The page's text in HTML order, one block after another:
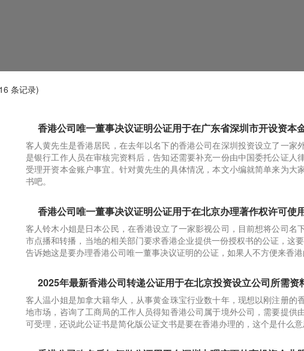
条记录)
香港公司唯一董事决议证明公证用于在广东省深圳市开设资本
客人黄先生是香港居民，在去年以名下的香港公司在深圳投资设立了一家
是银行工作人员在审核完资料后，告知还需要补充一份由中国委托公证人
受理开资本金账户事宜。针对黄先生的具体情况，本文小编就简单来为大
书吧。
香港公司唯一董事决议证明公证用于在北京办理著作权许可使
客人铃木小姐是日本公民，在香港设立了一家影视公司，目前想将公司名
市点播和转播，当地的相关部门要求香港企业提供一份授权书的公证，这
告诉她这是要办理香港公司唯一董事决议证明的公证，如果人不方便来香
2025年最新香港公司转递公证用于在北京投资设立公司所需资
客人温小姐是加拿大籍华人，从事黄金珠宝行业数十年，现想以刚注册的
地市场，咨询了工商局的工作人员得知香港公司属于境外公司，需要提供
可受理，还说此公证书是简化版公证文书是要在香港办理的，这个是什么意